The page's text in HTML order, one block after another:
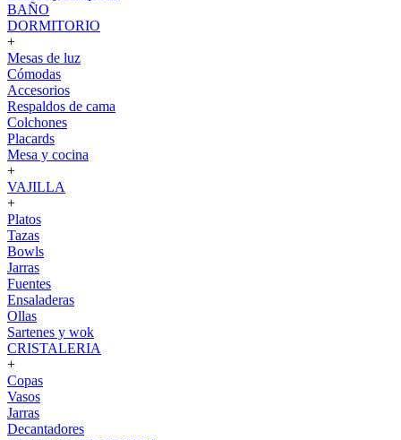
BAÑO
DORMITORIO
+
Mesas de luz
Cómodas
Accesorios
Respaldos de cama
Colchones
Placards
Mesa y cocina
+
VAJILLA
+
Platos
Tazas
Bowls
Jarras
Fuentes
Ensaladeras
Ollas
Sartenes y wok
CRISTALERIA
+
Copas
Vasos
Jarras
Decantadores